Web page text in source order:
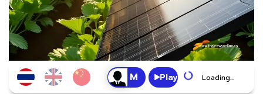
Play Loading...